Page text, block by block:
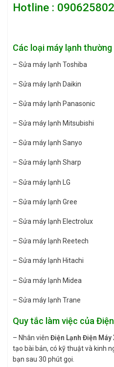
Hotline :
Các loại máy lạnh
– Sửa máy lạnh Toshiba
– Sửa máy lạnh Daikin
– Sửa máy lạnh Panasonic
– Sửa máy lạnh Mitsubishi
– Sửa máy lạnh Sanyo
– Sửa máy lạnh Sharp
– Sửa máy lạnh LG
– Sửa máy lạnh Gree
– Sửa máy lạnh Electrolux
– Sửa máy lạnh Reetech
– Sửa máy lạnh Hitachi
– Sửa máy lạnh Midea
– Sửa máy lạnh Trane
Quy tắc làm việc của
– Nhân viên Điện Lạnh Điện Máy
tạo bài bản, có kỹ thuật và kinh
bạn sau 30 phút gọi.